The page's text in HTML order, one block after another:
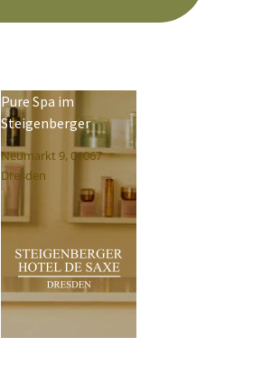
Pure Spa im
Steigenberger
Neumarkt 9, 01067
Dresden